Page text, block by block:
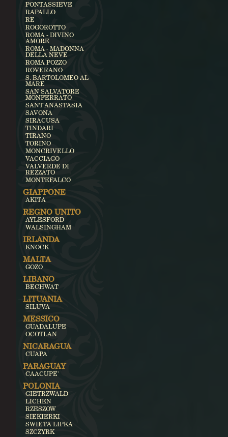
PONTASSIEVE
RAPALLO
RE
ROGOROTTO
ROMA - DIVINO
AMORE
ROMA - MADONNA
DELLA NEVE
ROMA POZZO
ROVERANO
S. BARTOLOMEO AL
MARE
SAN SALVATORE
MONFERRATO
SANT'ANASTASIA
SAVONA
SIRACUSA
TINDARI
TIRANO
TORINO
MONCRIVELLO
VACCIAGO
VALVERDE DI
REZZATO
MONTEFALCO
GIAPPONE
AKITA
REGNO UNITO
AYLESFORD
WALSINGHAM
IRLANDA
KNOCK
MALTA
GOZO
LIBANO
BECHWAT
LITUANIA
SILUVA
MESSICO
GUADALUPE
OCOTLAN
NICARAGUA
CUAPA
PARAGUAY
CAACUPE'
POLONIA
GIETRZWALD
LICHEN
RZESZOW
SIEKIERKI
SWIETA LIPKA
SZCZYRK